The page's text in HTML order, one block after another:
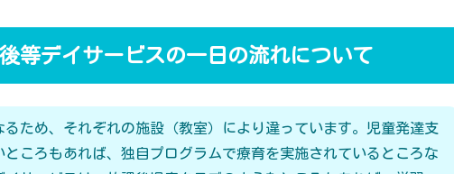
等デイサービスの一日の流れについて
ため、それぞれの施設（教室）により違っています。児童発達支
ころもあれば、独自プログラムで療育を実施されているところな